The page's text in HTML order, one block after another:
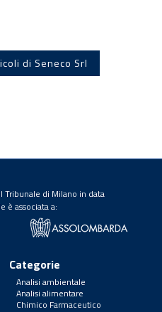
di Seneco Srl
Tribunale di Milano in data
è associata a:
Categorie
Analisi ambientale
Analisi alimentare
Chimico Farmaceutico